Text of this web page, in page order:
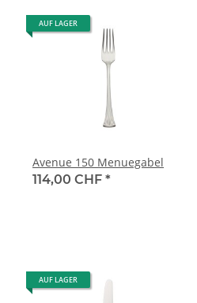
AUF LAGER
Avenue 150 Menuegabel
114,00 CHF *
AUF LAGER